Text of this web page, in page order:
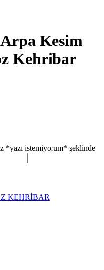
Kesim
Kehribar
*yazı istemiyorum* şeklinde
KEHRİBAR